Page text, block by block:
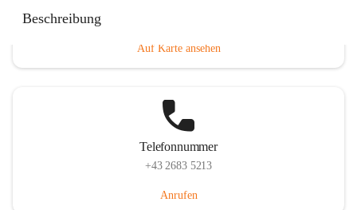
Beschreibung
Auf Karte ansehen
Telefonnummer
+43 2683 5213
Anrufen